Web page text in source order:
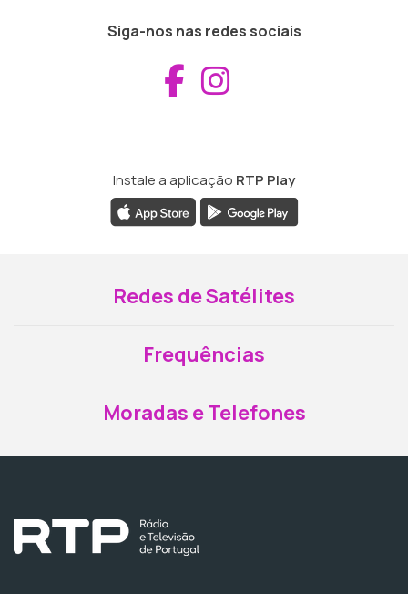
Siga-nos nas redes sociais
Aceder ao
Instale a aplicação RTP Play
Redes de Satélites
Frequências
Moradas e Telefones